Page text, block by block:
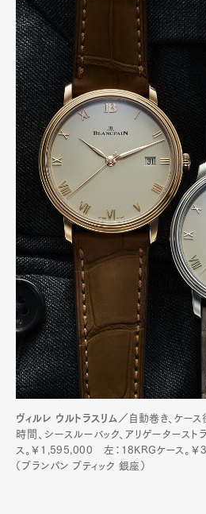
ヴィルレ ウルトラスリム／ 自動巻き、ケー
時間、シースルーバック、アリゲータース
ス。￥1,595,000 左：18KRGケース。
（ブランパン ブティック 銀座）